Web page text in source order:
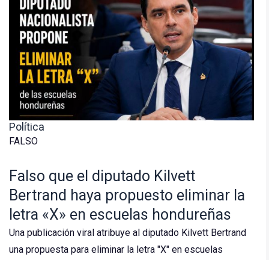
Política
FALSO
Falso que el diputado Kilvett
Bertrand haya propuesto eliminar la
letra «X» en escuelas hondureñas
Una publicación viral atribuye al diputado Kilvett Bertrand
una propuesta para eliminar la letra "X" en escuelas